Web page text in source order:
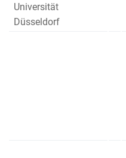
Universität
Düsseldorf